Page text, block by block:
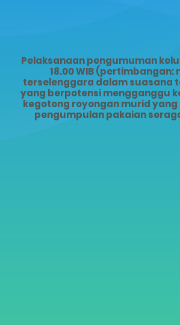
Pelaksanaan pengumuman
18.00 WIB
terselenggara dalam suasana
yang berpotensi mengganggu
kegotong royongan murid
pengumpulan pakaian